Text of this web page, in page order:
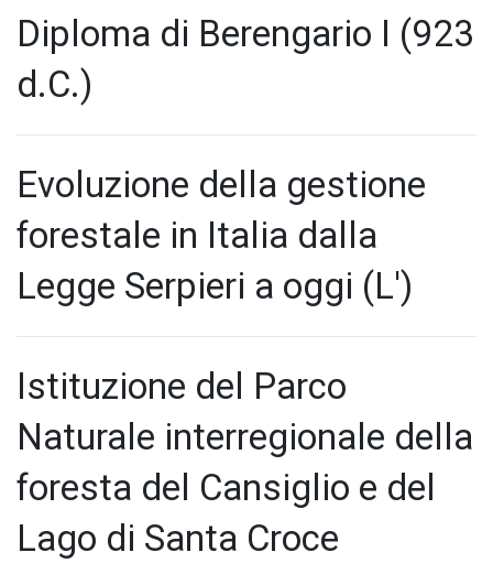
Diploma di Berengario I (923
d.C.)
Evoluzione della gestione
forestale in Italia dalla
Legge Serpieri a oggi (L')
Istituzione del Parco
Naturale interregionale della
foresta del Cansiglio e del
Lago di Santa Croce